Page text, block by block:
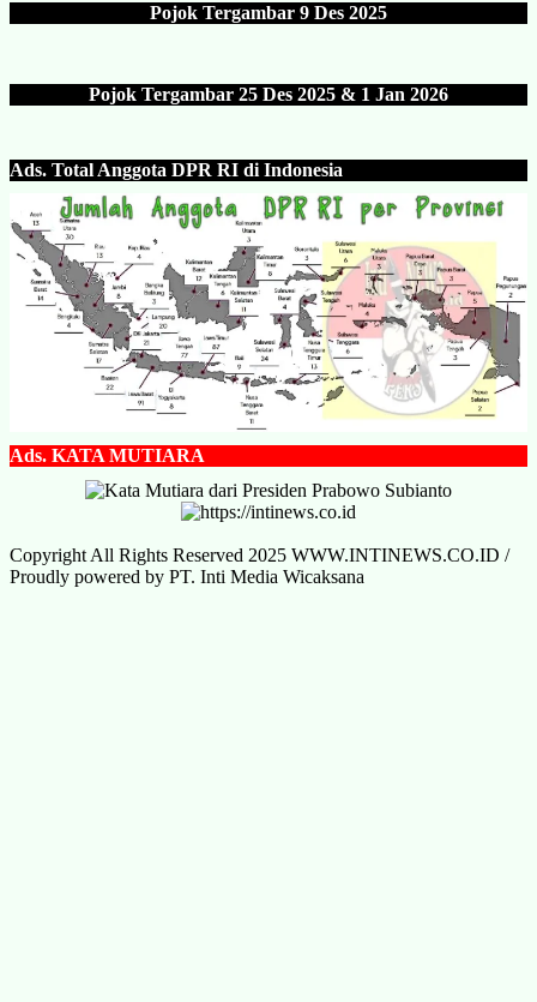
Pojok Tergambar 9 Des 2025
Pojok Tergambar 25 Des 2025 & 1 Jan 2026
Ads. Total Anggota DPR RI di Indonesia
Ads. KATA MUTIARA
Copyright All Rights Reserved 2025 WWW.INTINEWS.CO.ID /
Proudly powered by PT. Inti Media Wicaksana